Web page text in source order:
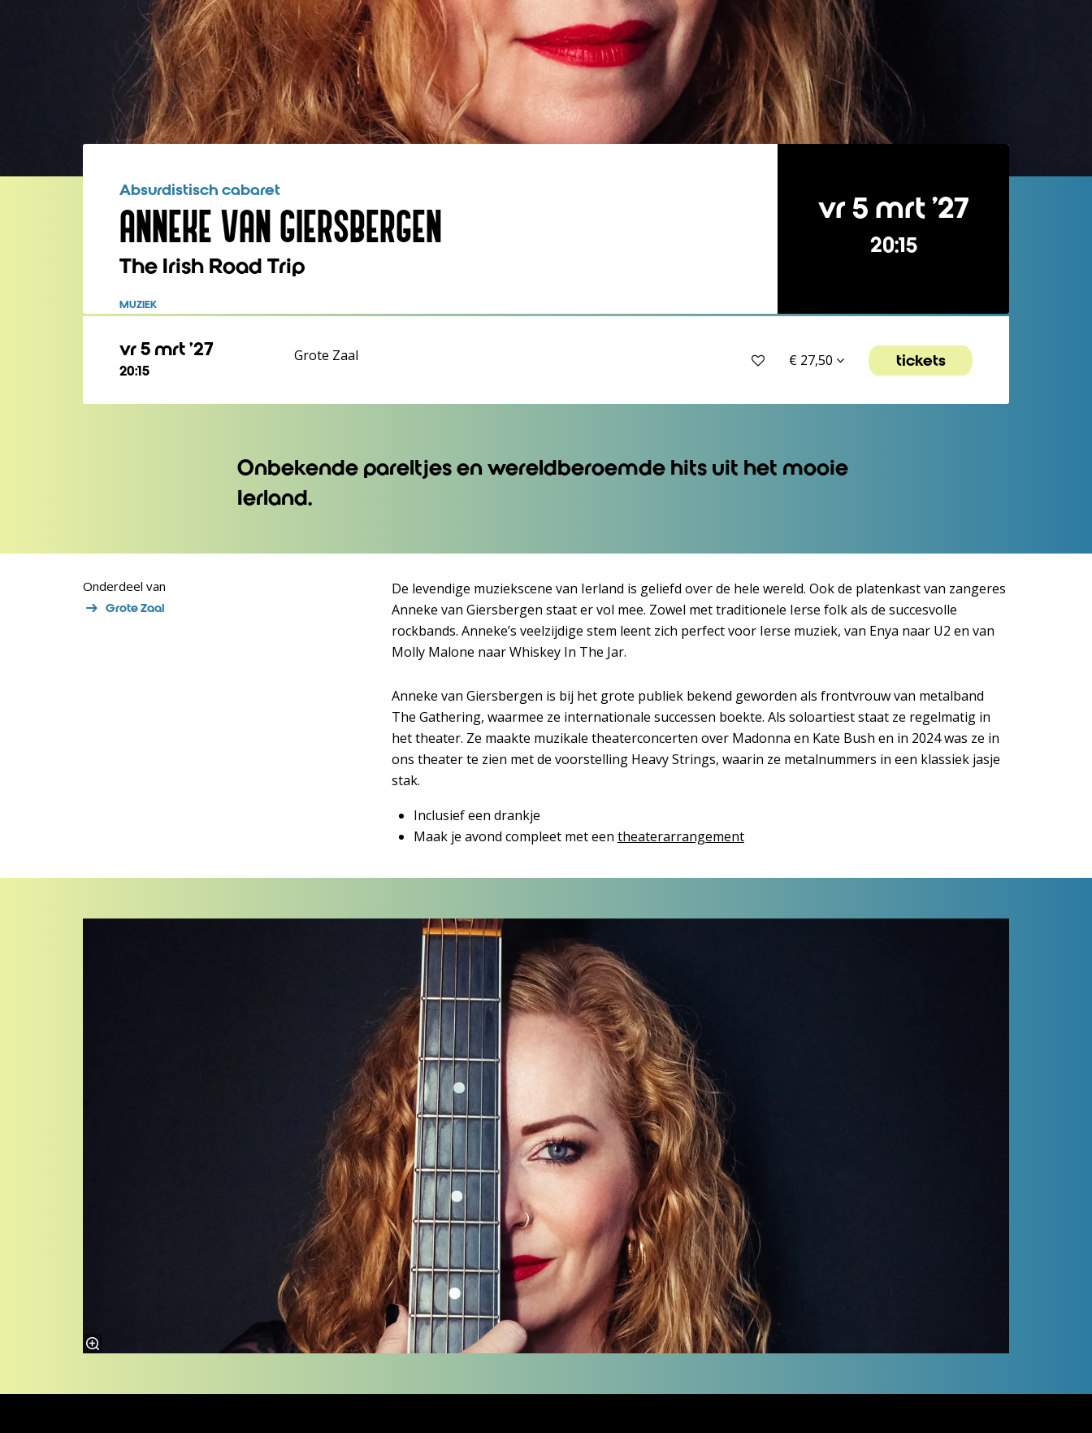
ANNEKE VAN GIERSBERGEN
The Irish Road Trip
Absurdistisch cabaret
MUZIEK
vr 5 mrt ’27
20:15
vr 5 mrt ’27
20:15
Grote Zaal € 27,50 tickets
Onbekende pareltjes en wereldberoemde hits uit het mooie
Ierland.
De levendige muziekscene van Ierland is geliefd over de hele wereld. Ook de platenkast van zangeres
Anneke van Giersbergen staat er vol mee. Zowel met traditionele Ierse folk als de succesvolle
rockbands. Anneke’s veelzijdige stem leent zich perfect voor Ierse muziek, van Enya naar U2 en van
Molly Malone naar Whiskey In The Jar.
Anneke van Giersbergen is bij het grote publiek bekend geworden als frontvrouw van metalband
The Gathering, waarmee ze internationale successen boekte. Als soloartiest staat ze regelmatig in
het theater. Ze maakte muzikale theaterconcerten over Madonna en Kate Bush en in 2024 was ze in
ons theater te zien met de voorstelling Heavy Strings, waarin ze metalnummers in een klassiek jasje
stak.
Inclusief een drankje
Maak je avond compleet met een theaterarrangement
Onderdeel van
Grote Zaal